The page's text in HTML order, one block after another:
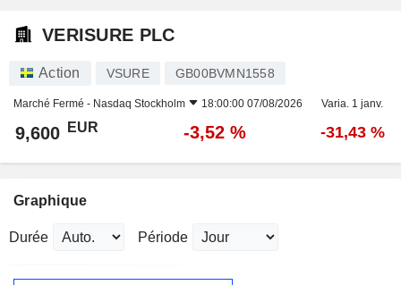
VERISURE PLC
Action VSURE GB00BVMN1558
Marché Fermé - Nasdaq Stockholm 18:00:00 07/08/2026 Varia. 1 janv.
9,600 EUR -3,52 % -31,43 %
Graphique
Durée Période